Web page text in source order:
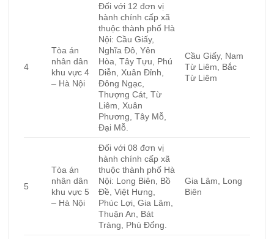
4
Tòa án
nhân dân
khu vực 4
– Hà Nội
Đối với 12 đơn vị
hành chính cấp xã
thuộc thành phố Hà
Nội: Cầu Giấy,
Nghĩa Đô, Yên
Hòa, Tây Tựu, Phú
Diễn, Xuân Đỉnh,
Đông Ngạc,
Thượng Cát, Từ
Liêm, Xuân
Phương, Tây Mỗ,
Đại Mỗ.
Cầu Giấy, Nam
Từ Liêm, Bắc
Từ Liêm
5
Tòa án
nhân dân
khu vực 5
– Hà Nội
Đối với 08 đơn vị
hành chính cấp xã
thuộc thành phố Hà
Nội: Long Biên, Bồ
Đề, Việt Hưng,
Phúc Lợi, Gia Lâm,
Thuận An, Bát
Tràng, Phù Đổng.
Gia Lâm, Long
Biên